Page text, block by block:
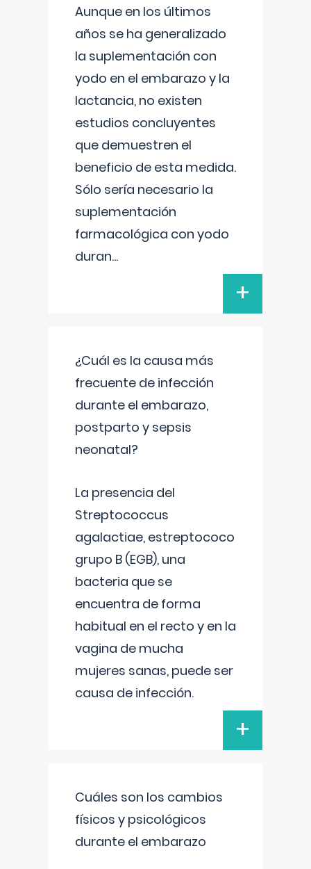
Aunque en los últimos
años se ha generalizado
la suplementación con
yodo en el embarazo y la
lactancia, no existen
estudios concluyentes
que demuestren el
beneficio de esta medida.
Sólo sería necesario la
suplementación
farmacológica con yodo
duran...
+
¿Cuál es la causa más
frecuente de infección
durante el embarazo,
postparto y sepsis
neonatal?
La presencia del
Streptococcus
agalactiae, estreptococo
grupo B (EGB), una
bacteria que se
encuentra de forma
habitual en el recto y en la
vagina de mucha
mujeres sanas, puede ser
causa de infección.
+
Cuáles son los cambios
físicos y psicológicos
durante el embarazo